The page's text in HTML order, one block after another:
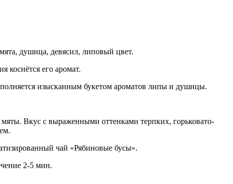
душица, девясил, липовый цвет.
коснётся его аромат.
изысканным букетом ароматов липы и душицы.
Вкус с выраженными оттенками терпких, горьковато-
чай «Рябиновые бусы».
2-5 мин.